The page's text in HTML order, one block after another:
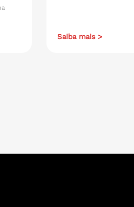
Saiba mais >